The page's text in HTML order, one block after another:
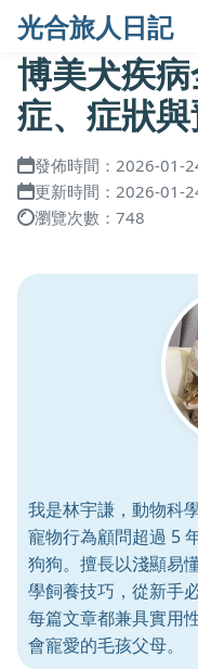
光合旅人日記
博美犬疾
症、症狀
發佈時間：2026-01-
更新時間：2026-01-
瀏覽次數：748
我是林宇謙，動物科
寵物行為顧問超過 5
狗狗。擅長以淺顯易
學飼養技巧，從新手
每篇文章都兼具實用
會寵愛的毛孩父母。